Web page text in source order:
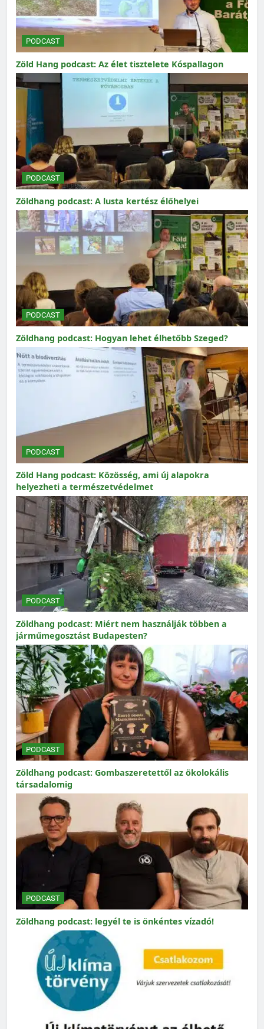
PODCAST
Zöld Hang podcast: Az élet tisztelete Kóspallagon
PODCAST
Zöldhang podcast: A lusta kertész élőhelyei
PODCAST
Zöldhang podcast: Hogyan lehet élhetőbb Szeged?
PODCAST
Zöld Hang podcast: Közösség, ami új alapokra
helyezheti a természetvédelmet
PODCAST
Zöldhang podcast: Miért nem használják többen a
járműmegosztást Budapesten?
PODCAST
Zöldhang podcast: Gombaszeretettől az ökolokális
társadalomig
PODCAST
Zöldhang podcast: legyél te is önkéntes vízadó!